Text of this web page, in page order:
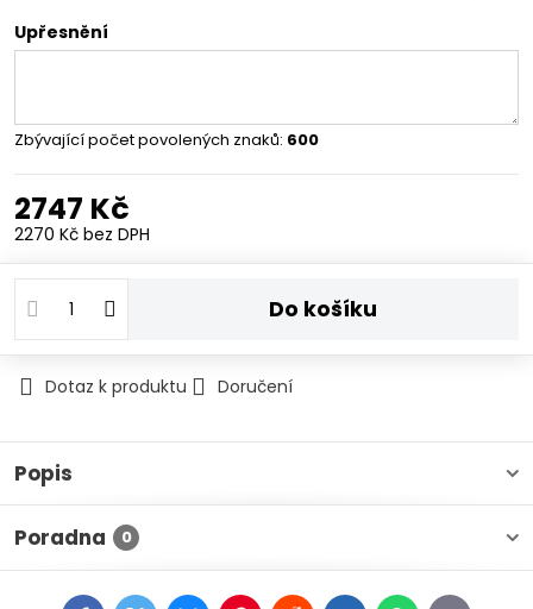
Upřesnění
Zbývající počet povolených znaků: 600
2747 Kč
2270 Kč bez DPH
Do košíku
Dotaz k produktu Doručení
Popis
Poradna 0